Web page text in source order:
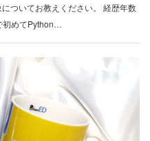
ついてお教えください。 経歴年数
初めてPython…